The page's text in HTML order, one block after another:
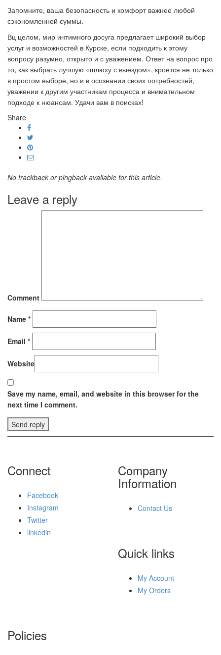
Запомните, ваша безопасность и комфорт важнее любой
сэкономленной суммы.
Вц целом, мир интимного досуга предлагает широкий выбор
услуг и возможностей в Курске, если подходить к этому
вопросу разумно, открыто и с уважением. Ответ на вопрос про
то, как выбрать лучшую «шлюху с выездом», кроется не только
в простом выборе, но и в осознании своих потребностей,
уважении к другим участникам процесса и внимательном
подходе к нюансам. Удачи вам в поисках!
Share
No trackback or pingback available for this article.
Leave a reply
Comment
Name *
Email *
Website
Save my name, email, and website in this browser for the
next time I comment.
Connect
Facebook
Instagram
Twitter
linkedin
Company
Information
Contact Us
Quick links
My Account
My Orders
Policies